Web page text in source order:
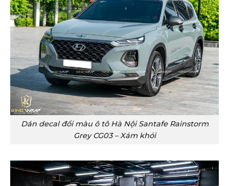
Dán decal đổi màu ô tô Hà Nội Santafe Rainstorm
Grey CG03 – Xám khói